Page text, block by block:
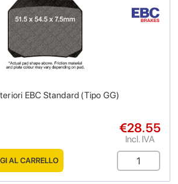
EBC Standard (Tipo GG)
€28.55
Incl. IVA
AL CARRELLO